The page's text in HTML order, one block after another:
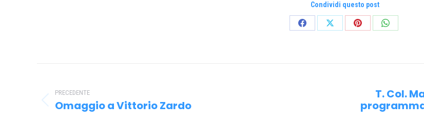
Condividi questo post
CondividiCondividiCondividiCondividi
traPRECEDENTE
Post
Omaggio a Vittorio Zardo
Prossimo
T. Col.